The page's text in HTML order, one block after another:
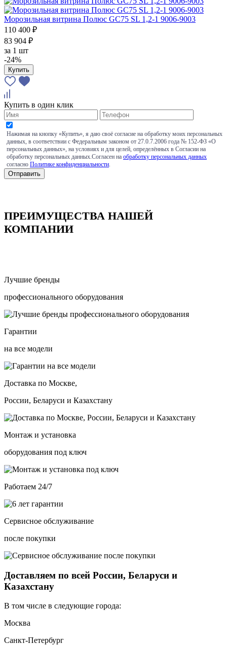
Морозильная витрина Полюс GС75 SL 1,2-1 9006-9003
110 400 ₽
83 904 ₽
за 1 шт
-24%
Купить
Купить в один клик
Нажимая на кнопку «Купить», я даю своё согласие на обработку моих персональных
данных, в соответствии с Федеральным законом от 27.0.7.2006 года № 152-ФЗ «О
персональных данных», на условиях и для целей, определённых в Согласии на
обработку персональных данных.Согласен на обработку персональных данных
согласно Политике конфиденциальности
ПРЕИМУЩЕСТВА НАШЕЙ
КОМПАНИИ
Лучшие бренды
профессионального оборудования
Гарантии
на все модели
Доставка по Москве,
России, Беларуси и Казахстану
Монтаж и установка
оборудования под ключ
Работаем 24/7
Сервисное обслуживание
после покупки
Доставляем по всей России, Беларуси и
Казахстану
В том числе в следующие города:
Москва
Санкт-Петербург